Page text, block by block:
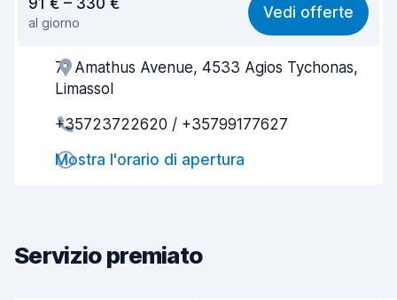
Facile da trovare 8,4
Gentilezza degli agenti 8,8
91 € – 330 €
al giorno
Vedi offerte
71 Amathus Avenue, 4533 Agios Tychonas,
Limassol
+35723722620 / +35799177627
Mostra l'orario di apertura
Servizio premiato